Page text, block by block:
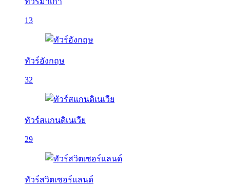
13
ทัวร์อังกฤษ
32
ทัวร์สแกนดิเนเวีย
29
ทัวร์สวิตเซอร์แลนด์